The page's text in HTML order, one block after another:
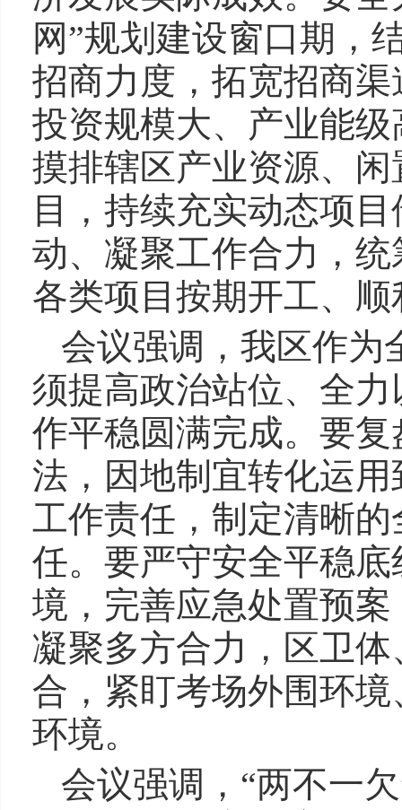
网”规划建设窗口期，
招商力度，拓宽招商
投资规模大、产业能
摸排辖区产业资源、
目，持续充实动态项
动、凝聚工作合力，
各类项目按期开工、
会议强调，我区作为
须提高政治站位、全
作平稳圆满完成。要
法，因地制宜转化运
工作责任，制定清晰
任。要严守安全平稳
境，完善应急处置预
凝聚多方合力，区卫
合，紧盯考场外围环
环境。
会议强调，“两不一